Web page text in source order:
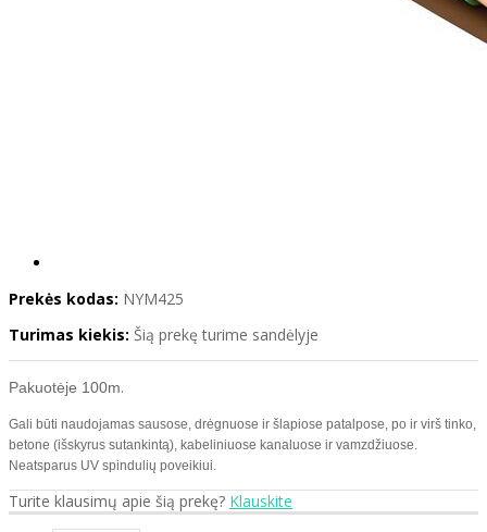
Prekės kodas: NYM425
Turimas kiekis: Šią prekę turime sandėlyje
Pakuotėje 100m.
Gali būti naudojamas sausose, drėgnuose ir šlapiose patalpose, po ir virš tinko,
betone (išskyrus sutankintą), kabeliniuose kanaluose ir vamzdžiuose.
Neatsparus UV spindulių poveikiui.
Turite klausimų apie šią prekę? Klauskite